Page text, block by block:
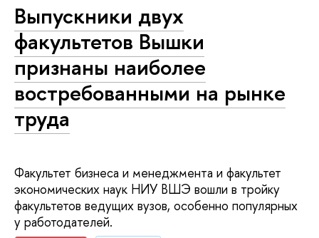
Выпускники двух
факультетов Вышки
признаны наиболее
востребованными на рынке
труда
Факультет бизнеса и менеджмента и факультет
экономических наук НИУ ВШЭ вошли в тройку
факультетов ведущих вузов, особенно популярных
у работодателей.